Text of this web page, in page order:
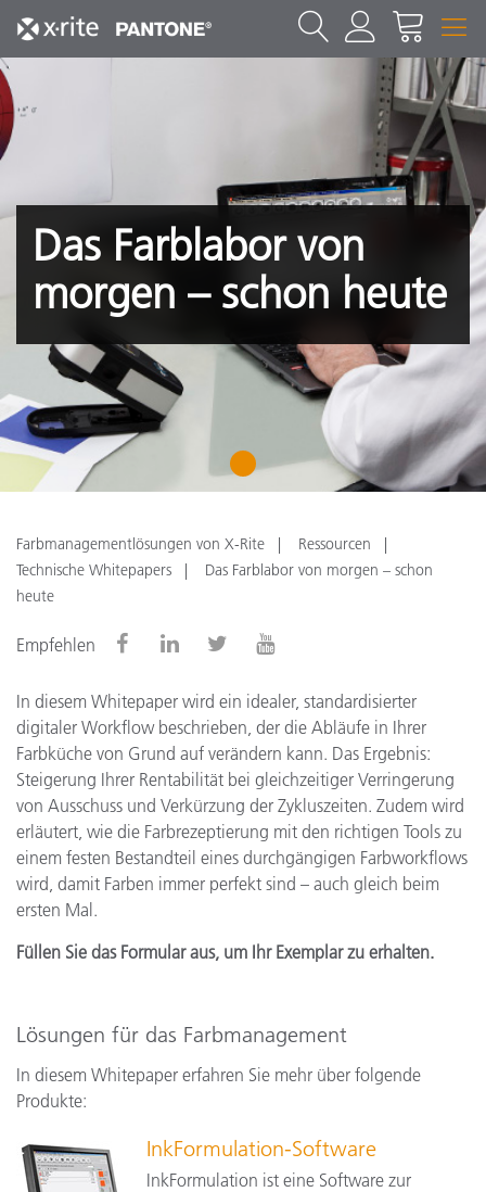
Das Farblabor von
morgen – schon heute
1
Farbmanagementlösungen von X-Rite
Ressourcen
Technische Whitepapers
Das Farblabor von morgen – schon
heute
Empfehlen
In diesem Whitepaper wird ein idealer, standardisierter
digitaler Workflow beschrieben, der die Abläufe in Ihrer
Farbküche von Grund auf verändern kann. Das Ergebnis:
Steigerung Ihrer Rentabilität bei gleichzeitiger Verringerung
von Ausschuss und Verkürzung der Zykluszeiten. Zudem wird
erläutert, wie die Farbrezeptierung mit den richtigen Tools zu
einem festen Bestandteil eines durchgängigen Farbworkflows
wird, damit Farben immer perfekt sind – auch gleich beim
ersten Mal.
Füllen Sie das Formular aus, um Ihr Exemplar zu erhalten.
Lösungen für das Farbmanagement
In diesem Whitepaper erfahren Sie mehr über folgende
Produkte:
InkFormulation-Software
InkFormulation ist eine Software zur